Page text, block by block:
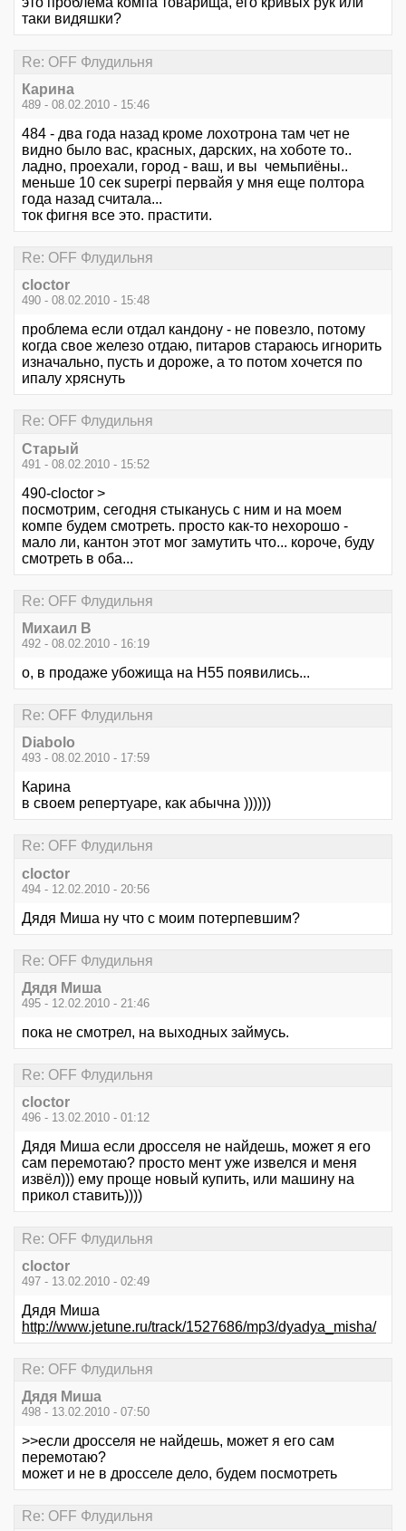
таки видяшки?
Re: OFF Флудильня
Карина
489 - 08.02.2010 - 15:46
484 - два года назад кроме лохотрона там чет не
видно было вас, красных, дарских, на хоботе то..
ладно, проехали, город - ваш, и вы чемьпиёны..
меньше 10 сек superpi первайя у мня еще полтора
года назад считала...
ток фигня все это. прастити.
Re: OFF Флудильня
cloctor
490 - 08.02.2010 - 15:48
проблема если отдал кандону - не повезло, потому
когда свое железо отдаю, питаров стараюсь игнорить
изначально, пусть и дороже, а то потом хочется по
ипалу хряснуть
Re: OFF Флудильня
Старый
491 - 08.02.2010 - 15:52
490-cloctor >
посмотрим, сегодня стыканусь с ним и на моем
компе будем смотреть. просто как-то нехорошо -
мало ли, кантон этот мог замутить что... короче, буду
смотреть в оба...
Re: OFF Флудильня
Михаил В
492 - 08.02.2010 - 16:19
о, в продаже убожища на H55 появились...
Re: OFF Флудильня
Diabolo
493 - 08.02.2010 - 17:59
Карина
в своем репертуаре, как абычна ))))))
Re: OFF Флудильня
cloctor
494 - 12.02.2010 - 20:56
Дядя Миша ну что с моим потерпевшим?
Re: OFF Флудильня
Дядя Миша
495 - 12.02.2010 - 21:46
пока не смотрел, на выходных займусь.
Re: OFF Флудильня
cloctor
496 - 13.02.2010 - 01:12
Дядя Миша если дросселя не найдешь, может я его
сам перемотаю? просто мент уже извелся и меня
извёл))) ему проще новый купить, или машину на
прикол ставить))))
Re: OFF Флудильня
cloctor
497 - 13.02.2010 - 02:49
Дядя Миша
http://www.jetune.ru/track/1527686/mp3/dyadya_misha/
Re: OFF Флудильня
Дядя Миша
498 - 13.02.2010 - 07:50
>>если дросселя не найдешь, может я его сам
перемотаю?
может и не в дросселе дело, будем посмотреть
Re: OFF Флудильня